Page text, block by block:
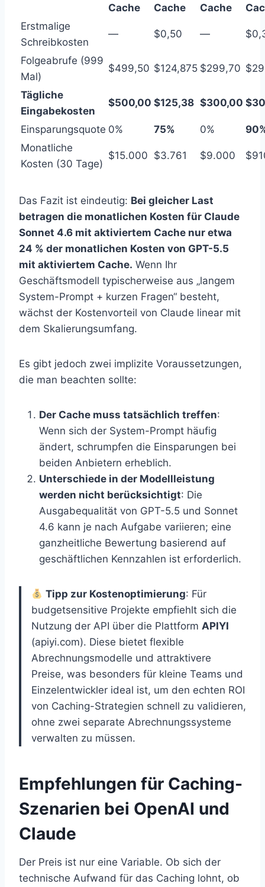
Cache Cache Cache
Erstmalige
Schreibkosten
— $0,50 —
Folgeabrufe (999
Mal)
$499,50 $124,875 $299,70
Tägliche
Eingabekosten
$500,00 $125,38 $300,00
Einsparungsquote 0% 75% 0%
Monatliche
Kosten (30 Tage)
$15.000 $3.761 $9.000
Das Fazit ist eindeutig: Bei gleicher Last
betragen die monatlichen Kosten für Claude
Sonnet 4.6 mit aktiviertem Cache nur etwa
24 % der monatlichen Kosten von GPT-5.5
mit aktiviertem Cache. Wenn Ihr
Geschäftsmodell typischerweise aus „langem
System-Prompt + kurzen Fragen“ besteht,
wächst der Kostenvorteil von Claude linear mit
dem Skalierungsumfang.
Es gibt jedoch zwei implizite Voraussetzungen,
die man beachten sollte:
Der Cache muss tatsächlich treffen:
Wenn sich der System-Prompt häufig
ändert, schrumpfen die Einsparungen bei
beiden Anbietern erheblich.
Unterschiede in der Modellleistung
werden nicht berücksichtigt: Die
Ausgabequalität von GPT-5.5 und Sonnet
4.6 kann je nach Aufgabe variieren; eine
ganzheitliche Bewertung basierend auf
geschäftlichen Kennzahlen ist erforderlich.
Tipp zur Kostenoptimierung: Für
budgetsensitive Projekte empfiehlt sich die
Nutzung der API über die Plattform APIYI
(apiyi.com). Diese bietet flexible
Abrechnungsmodelle und attraktivere
Preise, was besonders für kleine Teams und
Einzelentwickler ideal ist, um den echten ROI
von Caching-Strategien schnell zu validieren,
ohne zwei separate Abrechnungssysteme
verwalten zu müssen.
Empfehlungen für Caching-
Szenarien bei OpenAI und
Claude
Der Preis ist nur eine Variable. Ob sich der
technische Aufwand für das Caching lohnt, ob